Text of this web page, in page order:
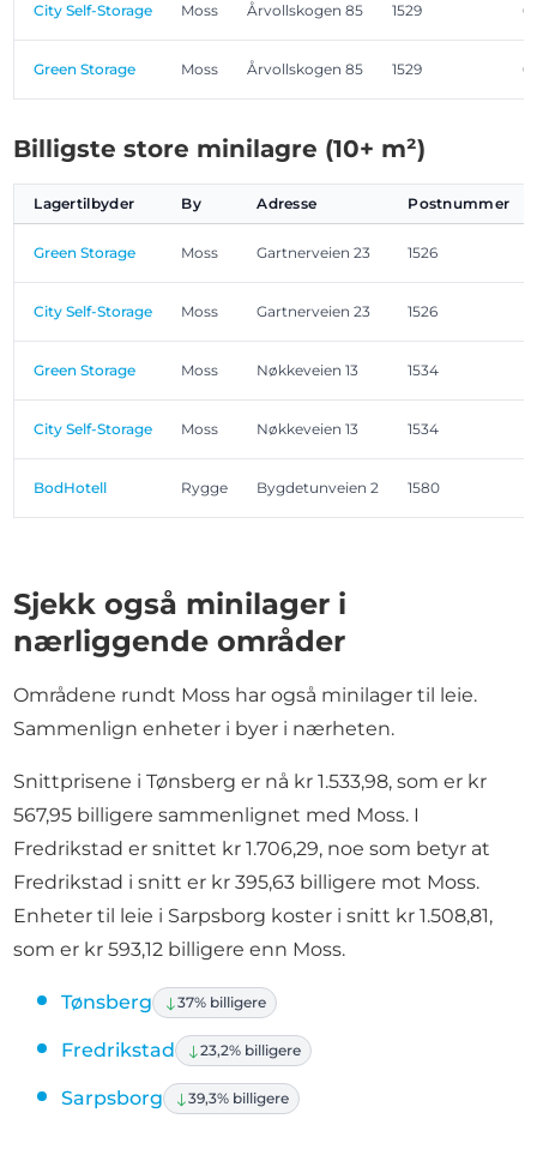
City Self-Storage Moss Årvollskogen 85 1529
Green Storage Moss Årvollskogen 85 1529
Billigste store minilagre (10+ m²)
Lagertilbyder By Adresse Postnummer
Green Storage Moss Gartnerveien 23 1526
City Self-Storage Moss Gartnerveien 23 1526
Green Storage Moss Nøkkeveien 13 1534
City Self-Storage Moss Nøkkeveien 13 1534
BodHotell Rygge Bygdetunveien 2 1580
Sjekk også minilager i
nærliggende områder
Områdene rundt Moss har også minilager til leie.
Sammenlign enheter i byer i nærheten.
Snittprisene i Tønsberg er nå kr 1.533,98, som er kr
567,95 billigere sammenlignet med Moss. I
Fredrikstad er snittet kr 1.706,29, noe som betyr at
Fredrikstad i snitt er kr 395,63 billigere mot Moss.
Enheter til leie i Sarpsborg koster i snitt kr 1.508,81,
som er kr 593,12 billigere enn Moss.
Tønsberg 37% billigere
Fredrikstad 23,2% billigere
Sarpsborg 39,3% billigere